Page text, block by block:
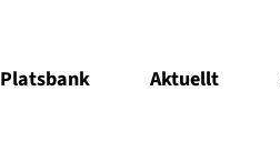
Platsbank Aktuellt